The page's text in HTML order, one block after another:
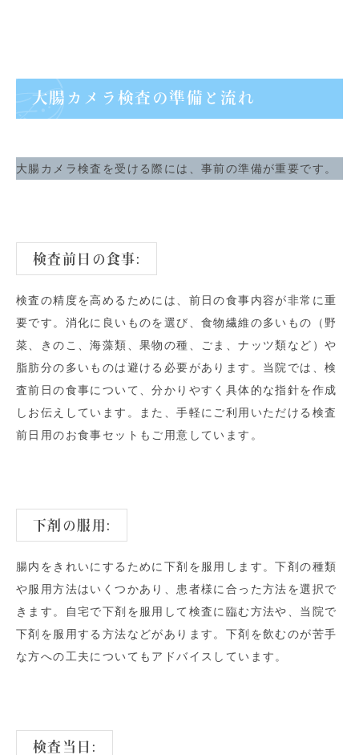
大腸カメラ検査の準備と流れ
大腸カメラ検査を受ける際には、事前の準備が重要です。
検査前日の食事:
検査の精度を高めるためには、前日の食事内容が非常に重
要です。消化に良いものを選び、食物繊維の多いもの（野
菜、きのこ、海藻類、果物の種、ごま、ナッツ類など）や
脂肪分の多いものは避ける必要があります。当院では、検
査前日の食事について、分かりやすく具体的な指針を作成
しお伝えしています。また、手軽にご利用いただける検査
前日用のお食事セットもご用意しています。
下剤の服用:
腸内をきれいにするために下剤を服用します。下剤の種類
や服用方法はいくつかあり、患者様に合った方法を選択で
きます。自宅で下剤を服用して検査に臨む方法や、当院で
下剤を服用する方法などがあります。下剤を飲むのが苦手
な方への工夫についてもアドバイスしています。
検査当日: